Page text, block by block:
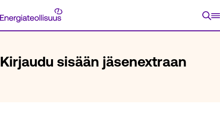
suoraan
Energiateollisuus
ETUSIVU
Kirjaudu sisään jäsenextraan